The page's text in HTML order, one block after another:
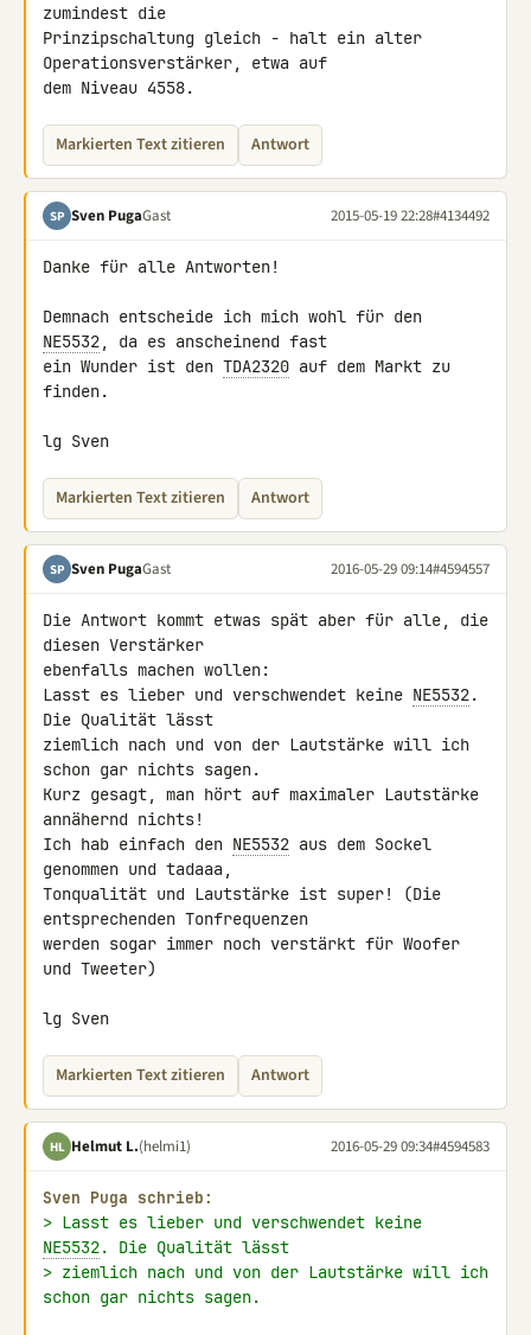
zumindest die
Prinzipschaltung gleich - halt ein alter
Operationsverstärker, etwa auf
dem Niveau 4558.
Markierten Text zitieren Antwort
SP Sven PugaGast 2015-05-19 22:28#4134492
Danke für alle Antworten!
NE5532, da es anscheinend fast
ein Wunder ist den TDA2320 auf dem Markt zu
finden.
lg Sven
Markierten Text zitieren Antwort
SP Sven PugaGast 2016-05-29 09:14#4594557
Die Antwort kommt etwas spät aber für alle, die
diesen Verstärker
ebenfalls machen wollen:
Lasst es lieber und verschwendet keine NE5532.
Die Qualität lässt
ziemlich nach und von der Lautstärke will ich
schon gar nichts sagen.
Kurz gesagt, man hört auf maximaler Lautstärke
annähernd nichts!
Ich hab einfach den NE5532 aus dem Sockel
genommen und tadaaa,
Tonqualität und Lautstärke ist super! (Die
entsprechenden Tonfrequenzen
werden sogar immer noch verstärkt für Woofer
und Tweeter)
lg Sven
Markierten Text zitieren Antwort
HL Helmut L.(helmi1) 2016-05-29 09:34#4594583
Sven Puga schrieb:
NE5532. Die Qualität lässt
> ziemlich nach und von der Lautstärke will ich
schon gar nichts sagen.